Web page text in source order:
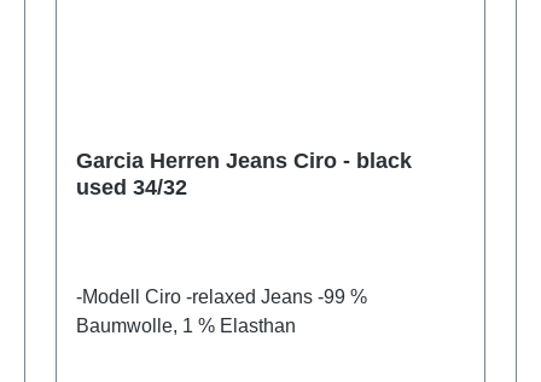
Garcia Herren Jeans Ciro - black
used 34/32
-Modell Ciro -relaxed Jeans -99 %